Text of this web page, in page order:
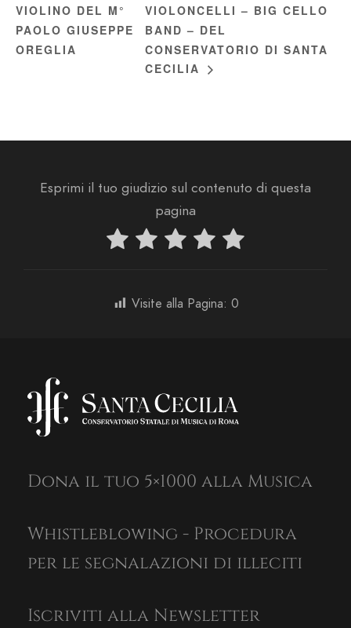
VIOLINO DEL M°
PAOLO GIUSEPPE
OREGLIA
VIOLONCELLI – BIG CELLO
BAND – DEL
CONSERVATORIO DI SANTA
CECILIA
Esprimi il tuo giudizio sul contenuto di questa
pagina
Visite alla Pagina: 0
Dona il tuo 5×1000 alla Musica
Whistleblowing - Procedura
per le segnalazioni di illeciti
Iscriviti alla Newsletter